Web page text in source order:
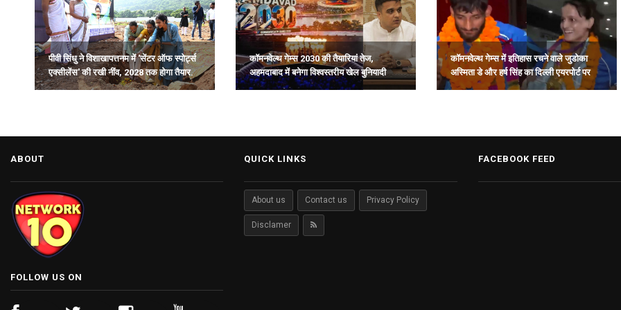
पीवी सिंधु ने विशाखापत्तनम में 'सेंटर ऑफ स्पोर्ट्स
एक्सीलेंस' की रखी नींव, 2028 तक होगा तैयार.
कॉमनवेल्थ गेम्स 2030 की तैयारियां तेज,
अहमदाबाद में बनेगा विश्वस्तरीय खेल बुनियादी
ढांचा: हर्ष संघवी.
कॉमनवेल्थ गेम्स में इतिहास रचने वाले जुडोका
अस्मिता डे और हर्ष सिंह का दिल्ली एयरपोर्ट पर
भव्य स्वागत.
ABOUT
FOLLOW US ON
QUICK LINKS
About us Contact us Privacy Policy
Disclamer
FACEBOOK FEED